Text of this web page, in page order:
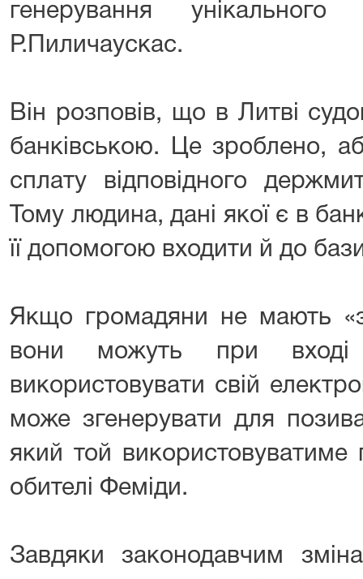
генерування
Р.Пиличаускас.
Він розповів, що в Литві
банківською. Це зроблено,
сплату відповідного
Тому людина, дані якої є в
її допомогою входити й до
Якщо громадяни не мають
вони можуть при
використовувати свій
може згенерувати для
який той використовуватиме
обителі Феміди.
Завдяки законодавчим